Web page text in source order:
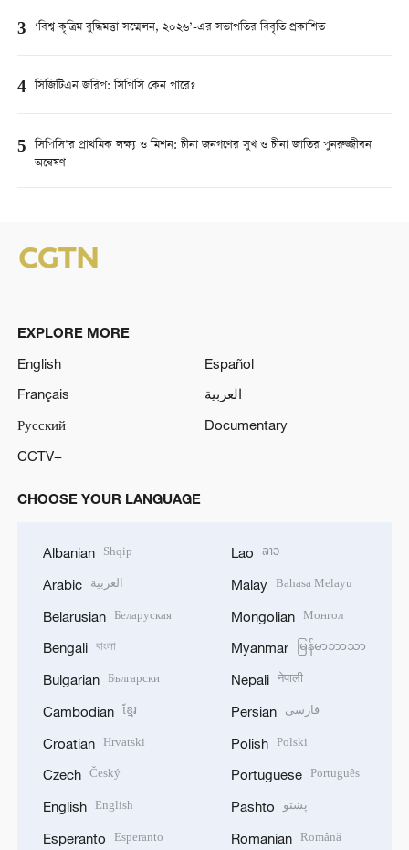
3 ‘বিশ্ব কৃত্রিম বুদ্ধিমত্তা সম্মেলন, ২০২৬’-এর সভাপতির বিবৃতি প্রকাশিত
4 সিজিটিএন জরিপ: সিপিসি কেন পারে?
5 সিপিসি’র প্রাথমিক লক্ষ্য ও মিশন: চীনা জনগণের সুখ ও চীনা জাতির পুনরুজ্জীবন
অন্বেষণ
EXPLORE MORE
English
Español
Français
العربية
Русский
Documentary
CCTV+
CHOOSE YOUR LANGUAGE
Albanian Shqip
Arabic العربية
Belarusian Беларуская
Bengali বাংলা
Bulgarian Български
Cambodian ខ្មែរ
Croatian Hrvatski
Czech Český
English English
Esperanto Esperanto
Lao ລາວ
Malay Bahasa Melayu
Mongolian Монгол
Myanmar မြန်မာဘာသာ
Nepali नेपाली
Persian فارسی
Polish Polski
Portuguese Português
Pashto پښتو
Romanian Română